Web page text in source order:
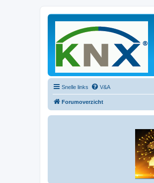
Snelle links V&A
Forumoverzicht